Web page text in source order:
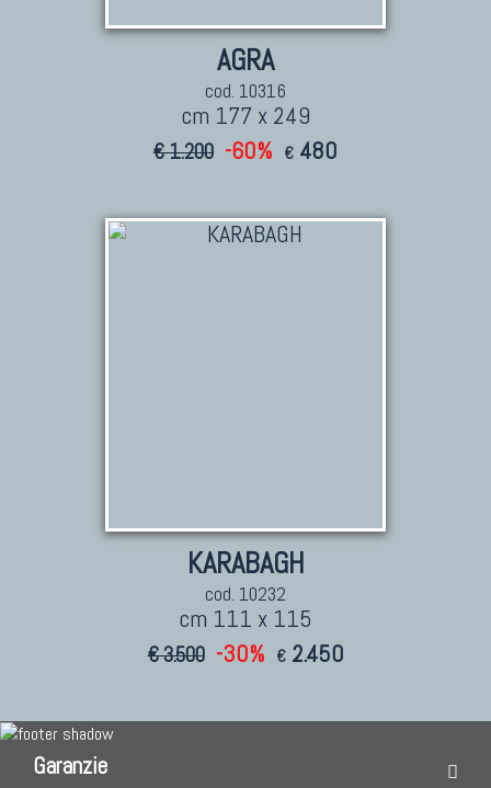
AGRA
cod. 10316
cm 177 x 249
€ 1.200 -60% € 480
KARABAGH
cod. 10232
cm 111 x 115
€ 3.500 -30% € 2.450
Garanzie